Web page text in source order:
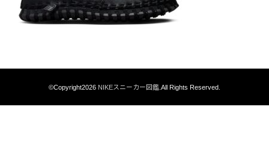
©Copyright2026 NIKEスニーカー図鑑.All Rights Reserved.